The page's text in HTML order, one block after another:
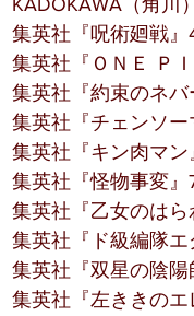
英社『呪術廻戦』
英社『ＯＮＥ ＰＩ
英社『約束のネバ
英社『チェンソー
英社『キン肉マン
英社『怪物事変』7
英社『乙女のはら
英社『ド級編隊エ
英社『双星の陰陽
英社『左ききのエ